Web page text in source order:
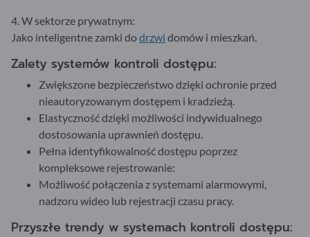
4. W sektorze prywatnym:
Jako inteligentne zamki dodrzwi domów i mieszkań.
Zalety systemów kontroli dostępu:
Zwiększone bezpieczeństwo dzięki ochronie przed
nieautoryzowanym dostępem i kradzieżą.
Elastyczność dzięki możliwości indywidualnego
dostosowania uprawnień dostępu.
Pełna identyfikowalność dostępu poprzez
kompleksowe rejestrowanie:
Możliwość połączenia z systemami alarmowymi,
nadzoru wideo lub rejestracji czasu pracy.
Przyszłe trendy w systemach kontroli dostępu: